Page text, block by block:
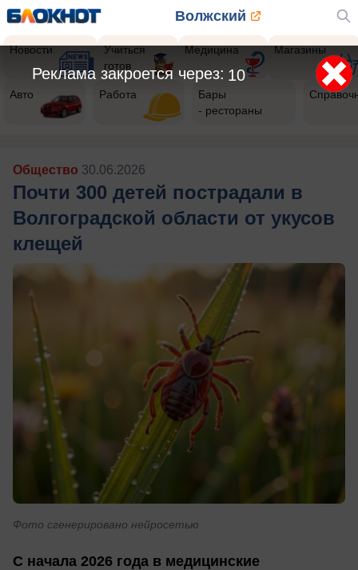
Волжский
Новости
Учиться
готов
Медицина Магазины
Авто Работа
Бары
- рестораны
Общество 30.06.2026
Почти 300 детей пострадали в
Волгоградской области от укусов
клещей
Фото сгенерировано нейросетью
С начала 2026 года в медицинские
8
Реклама закроется через: